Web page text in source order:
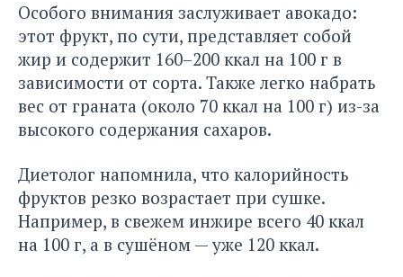
Особого внимания заслуживает авокадо:
этот фрукт, по сути, представляет собой
жир и содержит 160–200 ккал на 100 г в
зависимости от сорта. Также легко набрать
вес от граната (около 70 ккал на 100 г) из-за
высокого содержания сахаров.
Диетолог напомнила, что калорийность
фруктов резко возрастает при сушке.
Например, в свежем инжире всего 40 ккал
на 100 г, а в сушёном — уже 120 ккал.